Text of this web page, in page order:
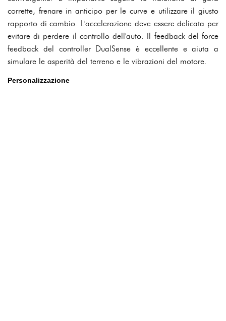
corrette, frenare in anticipo per le curve e utilizzare il giusto
rapporto di cambio. L'accelerazione deve essere delicata per
evitare di perdere il controllo dell'auto. Il feedback del force
feedback del controller DualSense è eccellente e aiuta a
simulare le asperità del terreno e le vibrazioni del motore.
Personalizzazione